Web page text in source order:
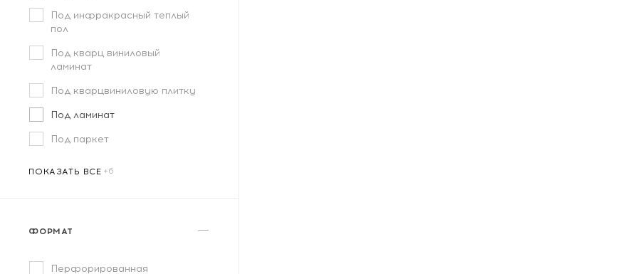
Под инфракрасный теплый
пол
Под кварц виниловый
ламинат
Под кварцвиниловую плитку
Под ламинат
Под паркет
ПОКАЗАТЬ ВСЕ
ФОРМАТ
Перфорированная